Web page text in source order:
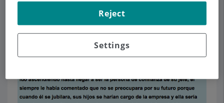
Reacciones de Estrés a
lo Largo de la Vida
Settings
Reject